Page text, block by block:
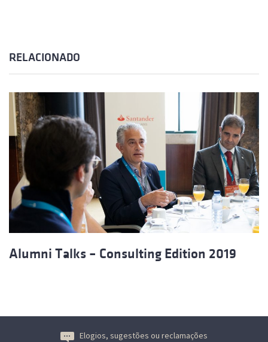
RELACIONADO
Alumni Talks – Consulting Edition 2019
Elogios, sugestões ou reclamações